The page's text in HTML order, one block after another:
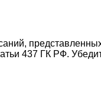
437 ГК РФ.